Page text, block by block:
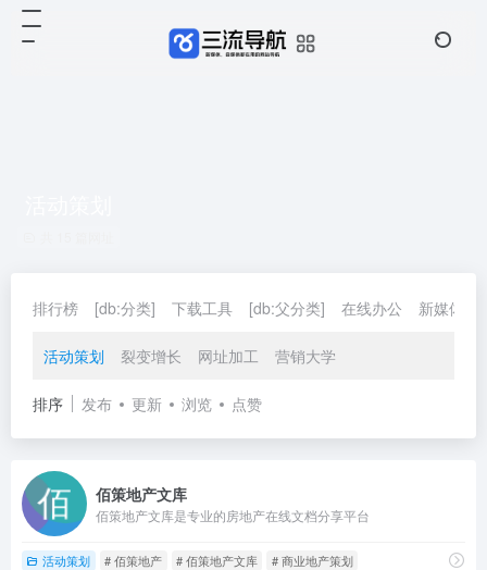
排行榜 [db:分类] 下载工具 [db:父分类] 在线办公 新媒体
活动策划 裂变增长 网址加工 营销大学
排序 发布 更新 浏览 点赞
佰策地产文库
佰策地产文库是专业的房地产在线文档分享平台
活动策划 # 佰策地产 # 佰策地产文库 # 商业地产策划